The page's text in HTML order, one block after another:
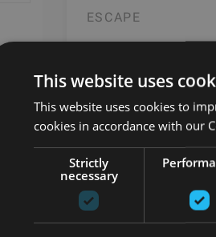
ESCAPE
305.80€
pievienot
This website uses
This website uses cookies to
cookies in accordance with our
Strictly
necessary